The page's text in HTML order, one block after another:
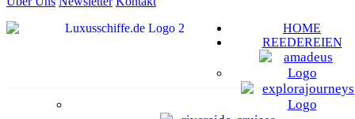
HOME
REEDEREIEN